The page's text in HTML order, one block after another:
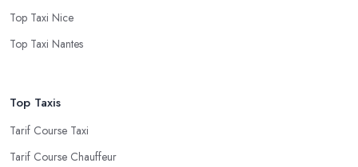
Top Taxi Nice
Top Taxi Nantes
Top Taxis
Tarif Course Taxi
Tarif Course Chauffeur